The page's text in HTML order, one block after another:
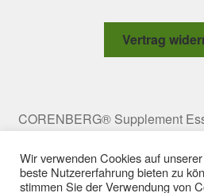
Vertrag
CORENBERG® Supplement
office@corenberg.com
CORENBERG e.U. All rights
Wir verwenden Cookies auf
beste Nutzererfahrung bieten zu
stimmen Sie der Verwendung von